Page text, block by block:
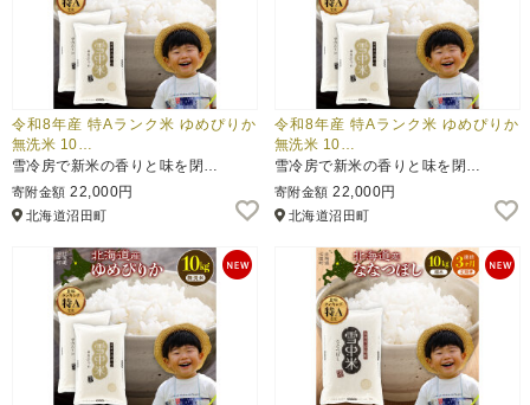
令和8年産 特Aランク米 ゆめぴりか
無洗米 10…
雪冷房で新米の香りと味を閉…
寄附金額 22,000円
北海道沼田町
令和8年産 特Aランク米 ゆめぴりか
無洗米 10…
雪冷房で新米の香りと味を閉…
寄附金額 22,000円
北海道沼田町